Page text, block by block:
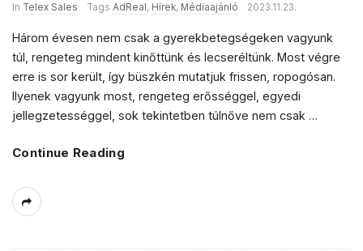
In Telex Sales Tags AdReal, Hírek, Médiaajánló 2023.11.23.
Három évesen nem csak a gyerekbetegségeken vagyunk
túl, rengeteg mindent kinőttünk és lecseréltünk. Most végre
erre is sor került, így büszkén mutatjuk frissen, ropogósan.
Ilyenek vagyunk most, rengeteg erősséggel, egyedi
jellegzetességgel, sok tekintetben túlnőve nem csak …
Continue Reading